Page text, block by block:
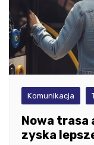
Komunikacja
Nowa trasa
zyska